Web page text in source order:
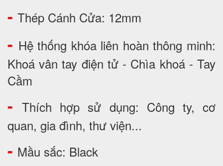
- Thép Cánh Cửa: 12mm
- Hệ thống khóa liên hoàn thông minh:
Khoá vân tay điện tử - Chìa khoá - Tay
Cầm
-Thích hợp sử dụng: Công ty, cơ
quan, gia đình, thư viện...
- Mầu sắc: Black